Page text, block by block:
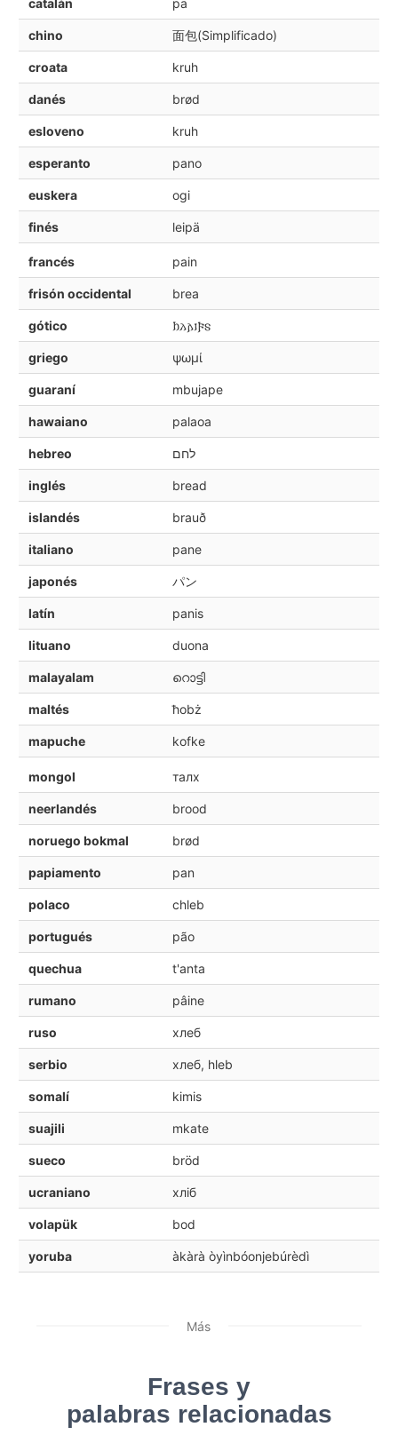
catalán pa
chino 面包(Simplificado)
croata kruh
danés brød
esloveno kruh
esperanto pano
euskera ogi
finés leipä
francés pain
frisón occidental brea
gótico 𐌷𐌻𐌰𐌹𐍆𐍃
griego ψωμί
guaraní mbujape
hawaiano palaoa
hebreo לחם
inglés bread
islandés brauð
italiano pane
japonés パン
latín panis
lituano duona
malayalam റൊട്ടി
maltés ħobż
mapuche kofke
mongol талх
neerlandés brood
noruego bokmal brød
papiamento pan
polaco chleb
portugués pão
quechua t'anta
rumano pâine
ruso хлеб
serbio хлеб, hleb
somalí kimis
suajili mkate
sueco bröd
ucraniano хліб
volapük bod
yoruba àkàrà òyìnbóonjebúrèdì
Más
Frases y
palabras relacionadas